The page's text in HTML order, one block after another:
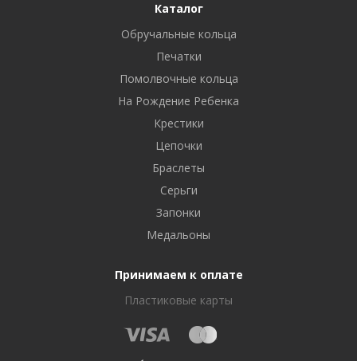
Каталог
Обручальные кольца
Печатки
Помолвочные кольца
На Рождение Ребенка
Крестики
Цепочки
Браслеты
Серьги
Запонки
Медальоны
Принимаем к оплате
Пластиковые карты